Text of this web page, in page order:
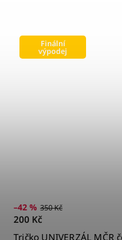
Finální
výpodej
Tričko UNIVERZÁL MČR
–42 % 350 Kč
200 Kč